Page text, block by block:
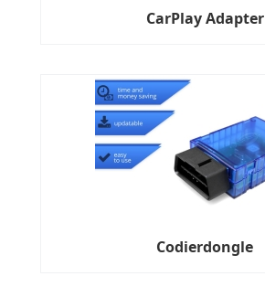
CarPlay Adapter
Codierdongle